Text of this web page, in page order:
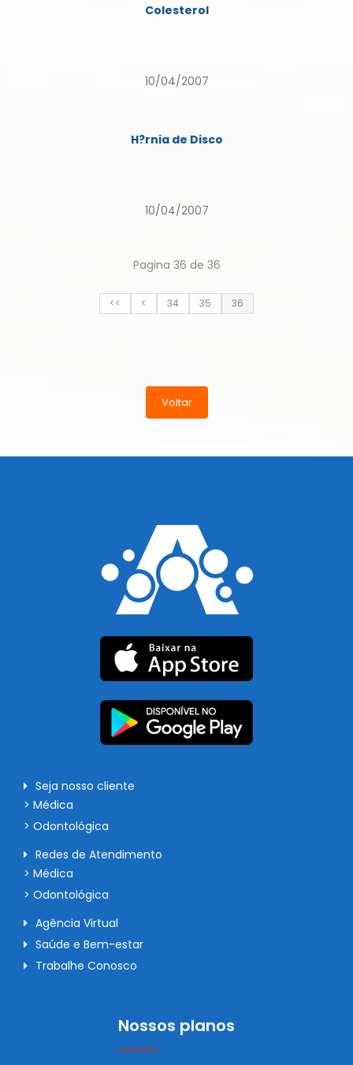
Colesterol
10/04/2007
H?rnia de Disco
10/04/2007
Pagina 36 de 36
<< < 34 35 36
Voltar
Seja nosso cliente
> Médica
> Odontológica
Redes de Atendimento
> Médica
> Odontológica
Agência Virtual
Saúde e Bem-estar
Trabalhe Conosco
Nossos planos